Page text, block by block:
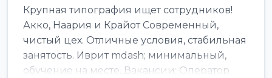
Крупная типография ищет сотрудников!
Акко, Наария и Крайот Современный,
чистый цех. Отличные условия, стабильная
занятость. Иврит mdash; минимальный,
обучение на месте. Вакансии: Оператор